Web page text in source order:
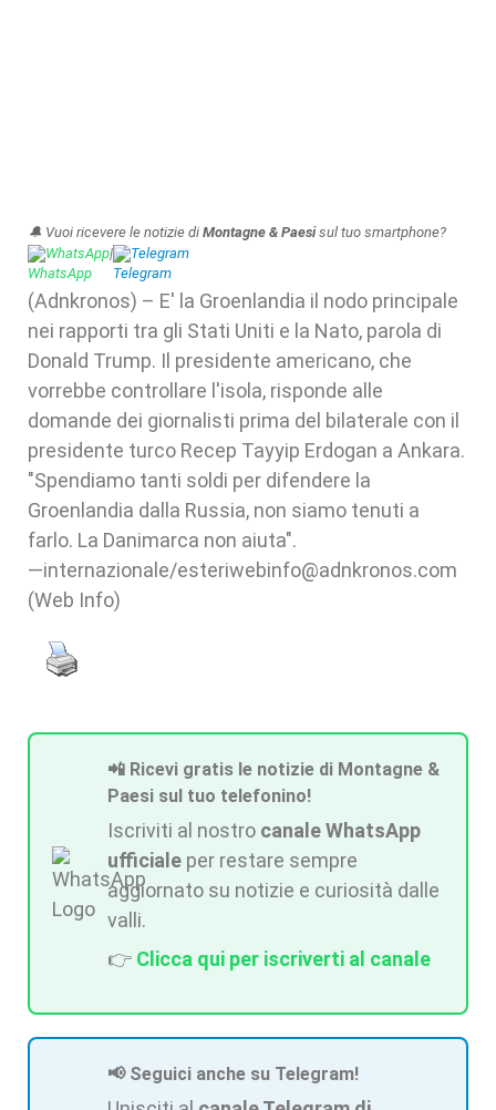
🔔 Vuoi ricevere le notizie di Montagne & Paesisul tuo smartphone?
WhatsApp| Telegram
(Adnkronos) – E' la Groenlandia il nodo principale
nei rapporti tra gli Stati Uniti e la Nato, parola di
Donald Trump. Il presidente americano, che
vorrebbe controllare l'isola, risponde alle
domande dei giornalisti prima del bilaterale con il
presidente turco Recep Tayyip Erdogan a Ankara.
"Spendiamo tanti soldi per difendere la
Groenlandia dalla Russia, non siamo tenuti a
farlo. La Danimarca non aiuta".
—internazionale/esteriwebinfo@adnkronos.com
(Web Info)
📲 Ricevi gratis le notizie di Montagne &
Paesi sul tuo telefonino!
Iscriviti al nostro canale WhatsApp
ufficiale per restare sempre
aggiornato su notizie e curiosità dalle
valli.
👉 Clicca qui per iscriverti al canale
📢 Seguici anche su Telegram!